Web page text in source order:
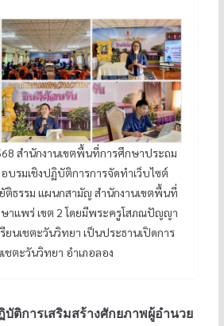
สำนักงานเขตพื้นที่การศึกษาประถม
บรมเชิงปฏิบัติการการจัดทำเว็บไซต์
ติธรรม แผนกสามัญ สำนักงานเขตพื้นที่
าแพร่ เขต 2 โดยมีพระครูโสภณปัญญา
รียนเชตะวันวิทยา เป็นประธานเปิดการ
ชตะวันวิทยา อำเภอลอง
บัติการเสริมสร้างศักยภาพผู้อำนวย